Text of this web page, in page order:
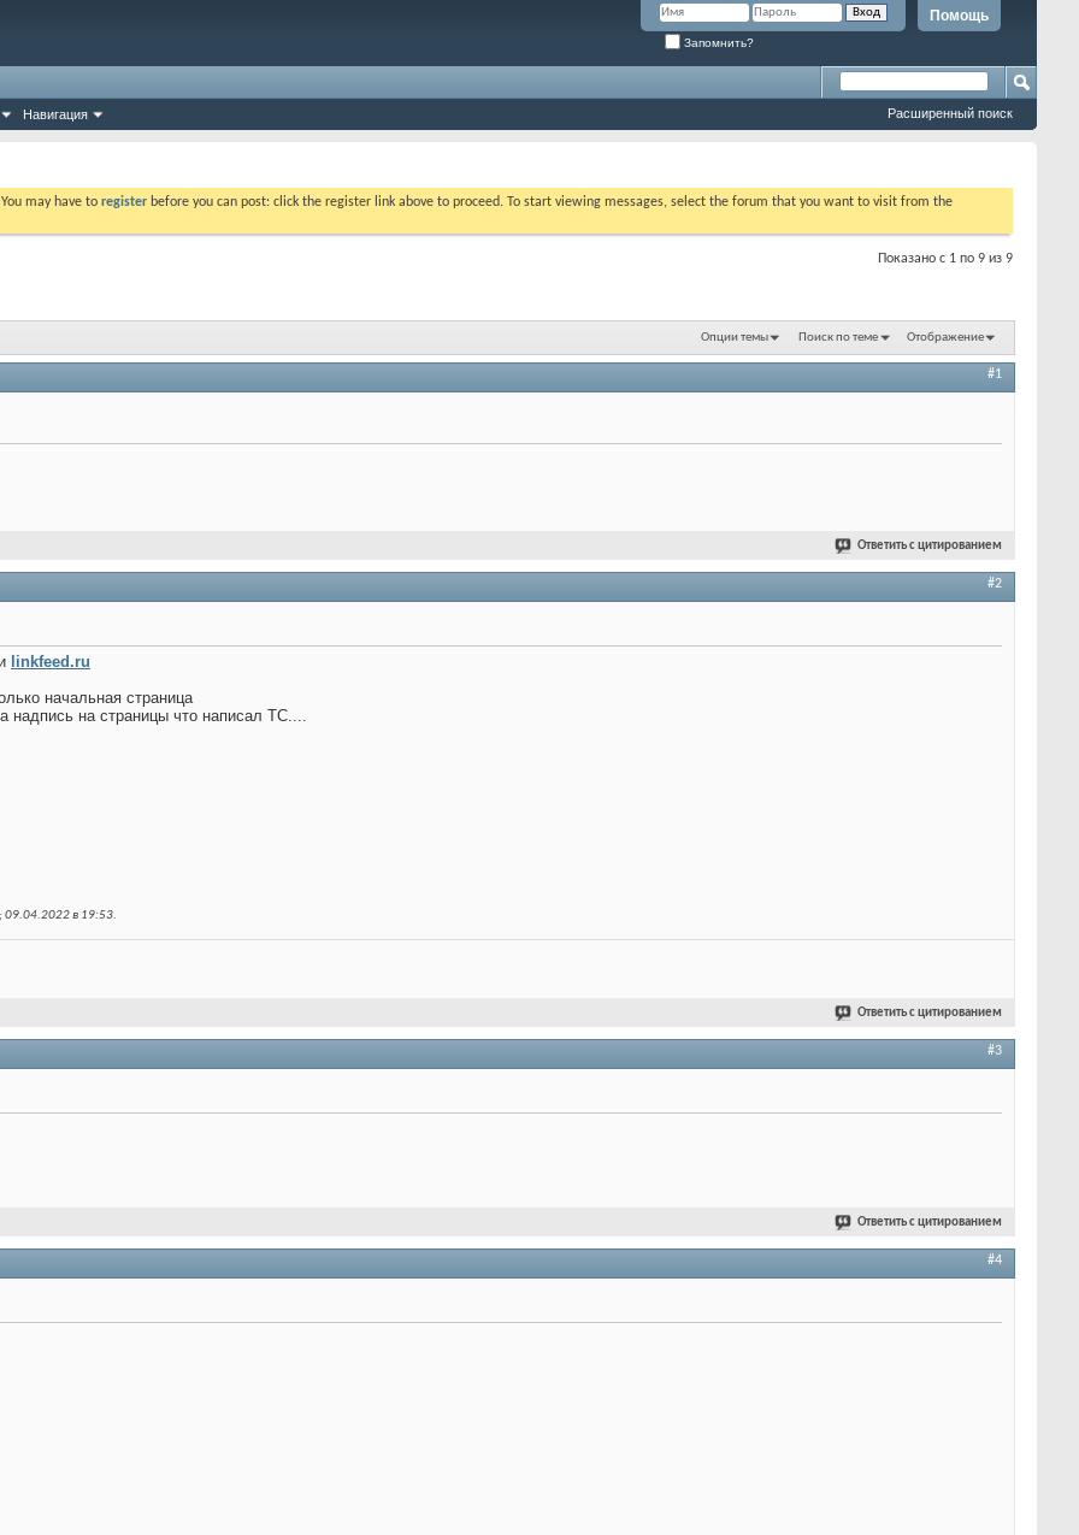
Помощь
Запомнить?
Навигация Расширенный поиск
may have to register before you can post: click the register link above to proceed. To start viewing messages, select the forum that you want to visit from the
Показано с 1 по 9 из 9
Опции темы Поиск по теме Отображение
#1
Ответить с цитированием
#2
linkfeed.ru
начальная страница
надпись на страницы что написал ТС....
09.04.2022 в 19:53.
Ответить с цитированием
#3
Ответить с цитированием
#4